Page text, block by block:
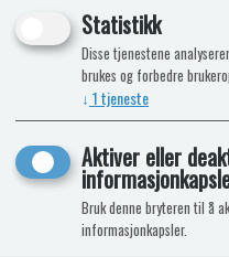
Statistikk
Disse tjenestene
brukes og forbedre
↓ 1tjeneste
Aktiver eller
Bruk denne bryteren til å
informasjonkapsler.